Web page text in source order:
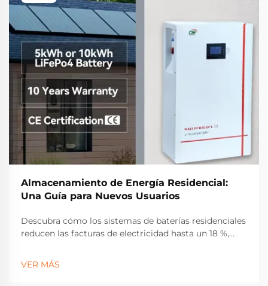
Almacenamiento de Energía Residencial:
Una Guía para Nuevos Usuarios
Descubra cómo los sistemas de baterías residenciales
reducen las facturas de electricidad hasta un 18 %,
autoconsumo solar. Aprenda sobre baterías LFP,
incentivos y dimensionamiento para mayor
VER MÁS